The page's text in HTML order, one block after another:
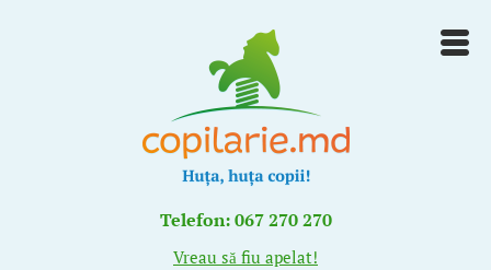
Telefon: 067 270 270
Vreau să fiu apelat!